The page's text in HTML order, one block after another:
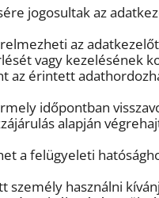
jogosultak az
az
vagy kezelésének
az érintett
időpontban
alapján
a felügyeleti
személy használni